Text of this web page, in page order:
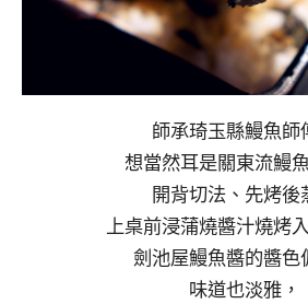
師承琦玉縣鰻魚師
想當然耳是關東流鰻
開背切法、先烤後
上桌前浸蒲燒醬汁燒烤
劍池屋鰻魚醬的醬色
味道也淡雅，